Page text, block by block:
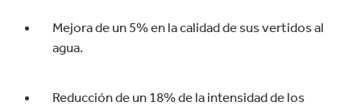
Mejora de un 5% en la calidad de sus vertidos al
agua.
Reducción de un 18% de la intensidad de los